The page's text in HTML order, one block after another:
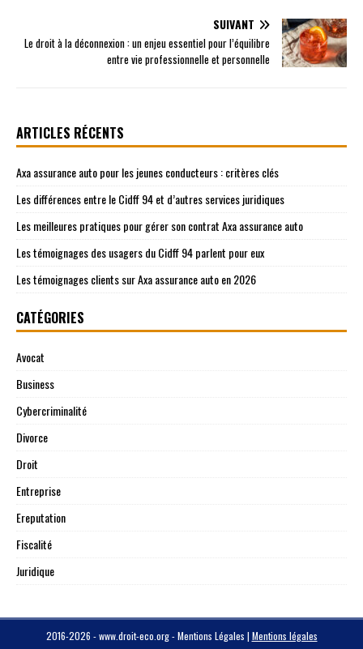
SUIVANT
Le droit à la déconnexion : un enjeu essentiel pour l’équilibre
entre vie professionnelle et personnelle
ARTICLES RÉCENTS
Axa assurance auto pour les jeunes conducteurs : critères clés
Les différences entre le Cidff 94 et d’autres services juridiques
Les meilleures pratiques pour gérer son contrat Axa assurance auto
Les témoignages des usagers du Cidff 94 parlent pour eux
Les témoignages clients sur Axa assurance auto en 2026
CATÉGORIES
Avocat
Business
Cybercriminalité
Divorce
Droit
Entreprise
Ereputation
Fiscalité
Juridique
2016-2026 - www.droit-eco.org - Mentions Légales | Mentions légales